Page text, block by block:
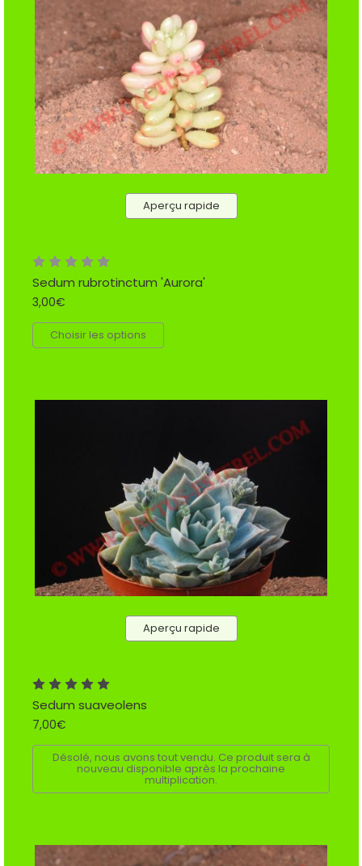
Aperçu rapide
Sedum rubrotinctum 'Aurora'
3,00€
Choisir les options
Aperçu rapide
Sedum suaveolens
7,00€
Désolé, nous avons tout vendu. Ce produit sera à
nouveau disponible après la prochaine
multiplication.